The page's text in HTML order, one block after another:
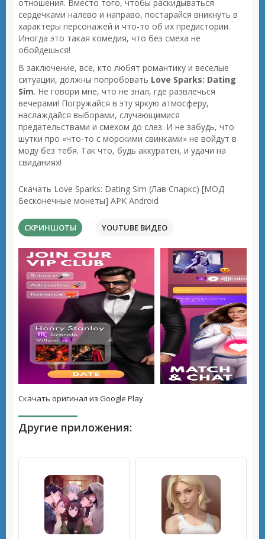
отношения. Вместо того, чтобы раскидываться
сердечками налево и направо, постарайся вникнуть в
характеры персонажей и что-то об их предистории.
Иногда это такая комедия, что без смеха не
обойдешься!
В заключение, все, кто любят романтику и веселые
ситуации, должны попробовать Love Sparks: Dating
Sim. Не говори мне, что не знал, где развлечься
вечерами! Погружайся в эту яркую атмосферу,
наслаждайся выборами, случающимися
предательствами и смехом до слез. И не забудь, что
шутки про «что-то с морскими свинками» не войдут в
моду без тебя. Так что, будь аккуратен, и удачи на
свиданиях!
Скачать Love Sparks: Dating Sim (Лав Спаркс) [МОД
Бесконечные монеты] APK Android
СКРИНШОТЫ YOUTUBE ВИДЕО
Скачать оригинал из Google Play
Другие приложения: